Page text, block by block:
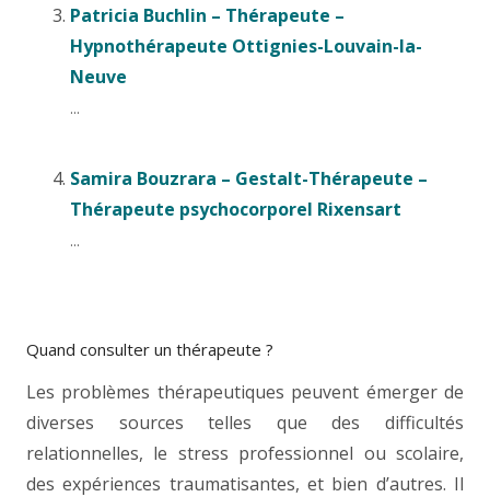
Patricia Buchlin – Thérapeute –
Hypnothérapeute Ottignies-Louvain-la-
Neuve
...
Samira Bouzrara – Gestalt-Thérapeute –
Thérapeute psychocorporel Rixensart
...
Quand consulter un thérapeute ?
Les problèmes thérapeutiques peuvent émerger de
diverses sources telles que des difficultés
relationnelles, le stress professionnel ou scolaire,
des expériences traumatisantes, et bien d’autres. Il